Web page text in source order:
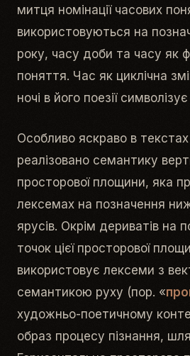
митця номінації часових
використовуються на
року, часу доби та часу як
поняття. Час як циклічна
ночі в його поезії
Особливо яскраво в
реалізовано семантику
просторової площини, яка
лексемах на позначення
ярусів. Окрім дериватів на
точок цієї просторової
використовує лексеми з
семантикою руху (пор. «
художньо-поетичному
образ процесу пізнання,